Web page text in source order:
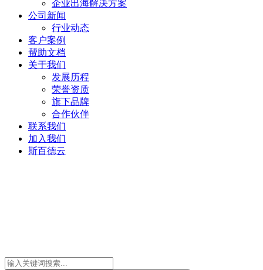
企业出海解决方案
公司新闻
行业动态
客户案例
帮助文档
关于我们
发展历程
荣誉资质
旗下品牌
合作伙伴
联系我们
加入我们
斯百德云